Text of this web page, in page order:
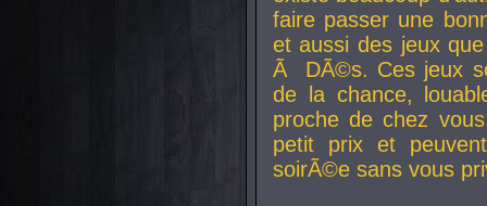
faire passer une
et aussi des jeux
Ã DÃ©s. Ces jeux
de la chance,
proche de chez
petit prix et
soirÃ©e sans vous